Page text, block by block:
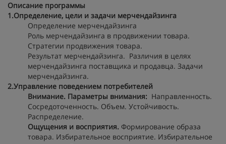
Описание программы
1.Определение, цели и задачи мерчендайзинга
Определение мерчендайзинга
Роль мерчендайзинга в продвижении товара.
Стратегии продвижения товара.
Результат мерчендайзинга. Различия в целях
мерчендайзинга поставщика и продавца. Задачи
мерчендайзинга.
2.Управление поведением потребителей
Внимание. Параметры внимания: Направленность.
Сосредоточенность. Объем. Устойчивость.
Распределение.
Ощущения и восприятия. Формирование образа
товара. Избирательное восприятие. Избирательное